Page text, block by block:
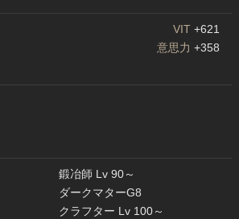
VIT +621
意思力 +358
鍛冶師 Lv 90～
ダークマターG8
クラフター Lv 100～